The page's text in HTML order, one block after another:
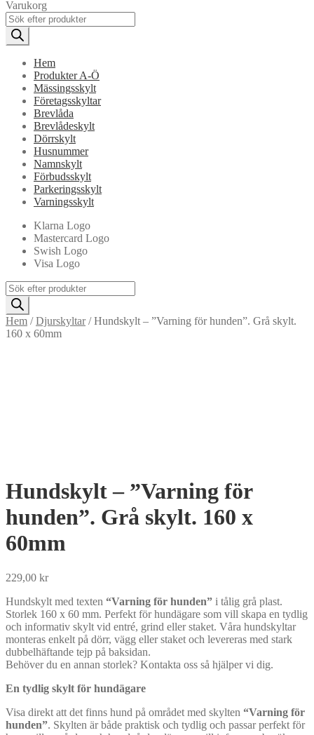
Varukorg
Products
search
Hem
Produkter A-Ö
Mässingsskylt
Företagsskyltar
Brevlåda
Brevlådeskylt
Dörrskylt
Husnummer
Namnskylt
Förbudsskylt
Parkeringsskylt
Varningsskylt
Klarna Logo
Mastercard Logo
Swish Logo
Visa Logo
Products
search
Hem /Djurskyltar/Hundskylt – ”Varning för hunden”. Grå skylt.
160 x 60mm
Hundskylt – ”Varning för
hunden”. Grå skylt. 160 x
60mm
229,00 kr
Hundskylt med texten “Varning för hunden” i tålig grå plast.
Storlek 160 x 60 mm. Perfekt för hundägare som vill skapa en tydlig
och informativ skylt vid entré, grind eller staket. Våra hundskyltar
monteras enkelt på dörr, vägg eller staket och levereras med stark
dubbelhäftande tejp på baksidan.
Behöver du en annan storlek? Kontakta oss så hjälper vi dig.
En tydlig skylt för hundägare
Visa direkt att det finns hund på området med skylten “Varning för
hunden”. Skylten är både praktisk och tydlig och passar perfekt för